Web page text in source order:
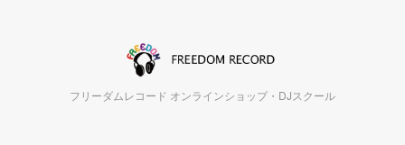
フリーダムレコード オンラインショップ・DJスクール